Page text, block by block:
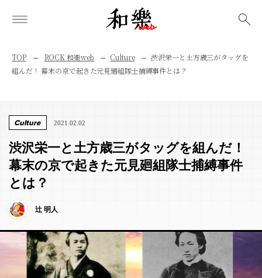
TOP ROCK 和樂web Culture
渋沢栄一と土方歳三がタッグを
組んだ！ 幕末の京で起きた元見廻組隊士捕縛事件とは？
Culture 2021.02.02
渋沢栄一と土方歳三がタッグを組んだ！
幕末の京で起きた元見廻組隊士捕縛事件
とは？
辻 明人